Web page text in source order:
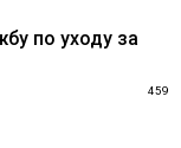
по уходу за
459